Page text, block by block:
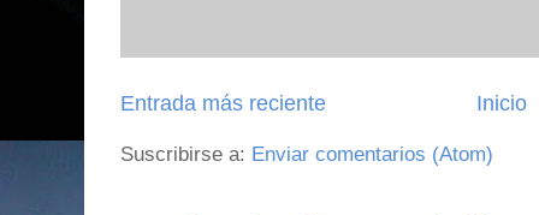
Entrada más reciente Inicio
Suscribirse a: Enviar comentarios (Atom)